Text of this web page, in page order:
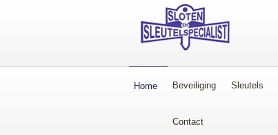
Home Beveiliging Sleutels
Contact